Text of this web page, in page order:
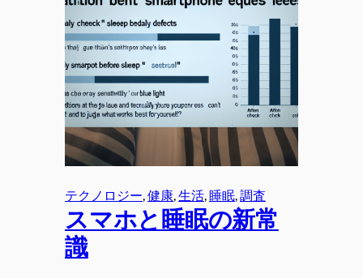
テクノロジー 健康 生活 睡眠 調査
スマホと睡眠の新常
識